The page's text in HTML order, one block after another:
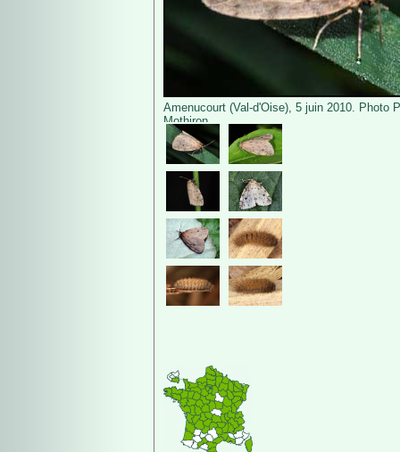
Amenucourt (Val-d'Oise), 5 juin 2010. Photo
Mothiron.